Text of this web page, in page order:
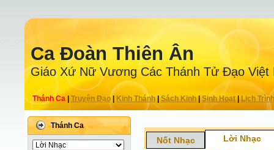
Ca Ðoàn Thiên Ân
Giáo Xứ Nữ Vương Các Thánh Tử Ðạo Việt
Thánh Ca Truyện Ðạo| Kinh Thánh Sách Kinh|Sinh Hoạt| Lịch Trình
Thánh Ca
Nốt Nhạc Lời Nhạc